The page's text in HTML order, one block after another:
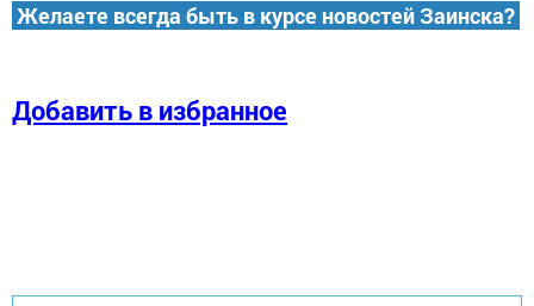
Желаете всегда быть в курсе новостей Заинска?
Добавить в избранное